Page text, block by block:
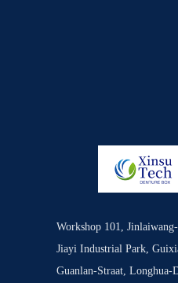
Workshop 101,
Jiayi Industrial Park,
Guanlan-Straat, Longhua-